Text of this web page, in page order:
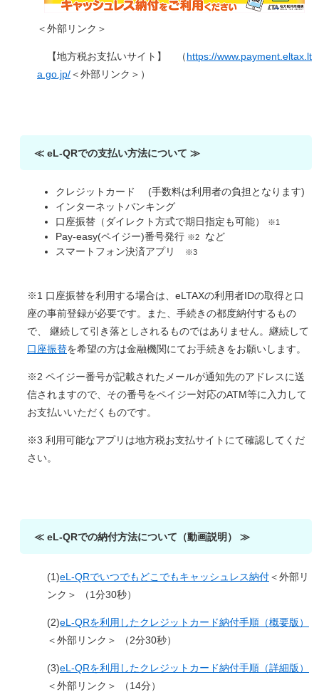
＜外部リンク＞
【地方税お支払いサイト】 （https://www.payment.eltax.lt
a.go.jp/＜外部リンク＞ ）
≪ eL-QRでの支払い方法について ≫
クレジットカード (手数料は利用者の負担となります)
インターネットバンキング
口座振替（ダイレクト方式で期日指定も可能）
※1
Pay-easy(ペイジー)番号発行 ※2
など
スマートフォン決済アプリ
※3
※1 口座振替を利用する場合は、eLTAXの利用者IDの取得と口
座の事前登録が必要です。また、手続きの都度納付するもの
で、 継続して引き落としされるものではありません。継続して
口座振替を希望の方は金融機関にてお手続きをお願いします。
※2 ペイジー番号が記載されたメールが通知先のアドレスに送
信されますので、その番号をペイジー対応のATM等に入力して
お支払いいただくものです。
※3 利用可能なアプリは地方税お支払サイトにて確認してくだ
さい。
≪ eL-QRでの納付方法について（動画説明） ≫
(1)eL-QRでいつでもどこでもキャッシュレス納付＜外部リ
ンク＞
（1分30秒）
(2)eL-QRを利用したクレジットカード納付手順（概要版）
＜外部リンク＞
（2分30秒）
(3)eL-QRを利用したクレジットカード納付手順（詳細版）
＜外部リンク＞
（14分）